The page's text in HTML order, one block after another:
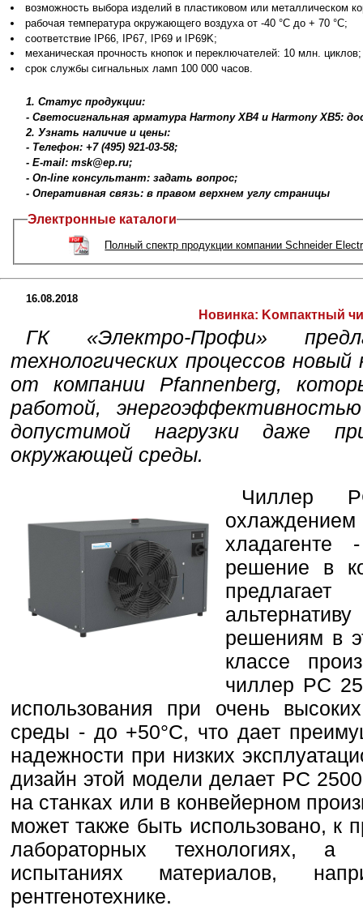
возможность выбора изделий в пластиковом или металлическом
рабочая температура окружающего воздуха от -40 °C до + 70 °C;
соответствие IP66, IP67, IP69 и IP69K;
механическая прочность кнопок и переключателей: 10 млн. циклов;
срок службы сигнальных ламп 100 000 часов.
1. Статус продукции:
- Светосигнальная арматура Harmony XB4 и Harmony XB5:
2. Узнать наличие и цены:
- Телефон: +7 (495) 921-03-58;
- E-mail: msk@ep.ru;
- On-line консультант: задать вопрос;
- Оперативная связь: в правом верхнем углу страницы
Электронные каталоги
Полный спектр продукции компании Schneider
16.08.2018
Новинка: Kомпактный
ГК «Электро-Профи»
технологических процессов
от компании Pfannenberg,
работой,
допустимой нагрузки даже
окружающей среды.
Чиллер
хладагенте
решение в
решениям в
классе
чиллер PC
использования при очень
среды - до +50°C, что дает
надежности при низких
дизайн этой модели делает PC
на станках или в конвейерном
может также быть использовано, к
лабораторных технологиях,
испытаниях материалов,
рентгенотехнике.